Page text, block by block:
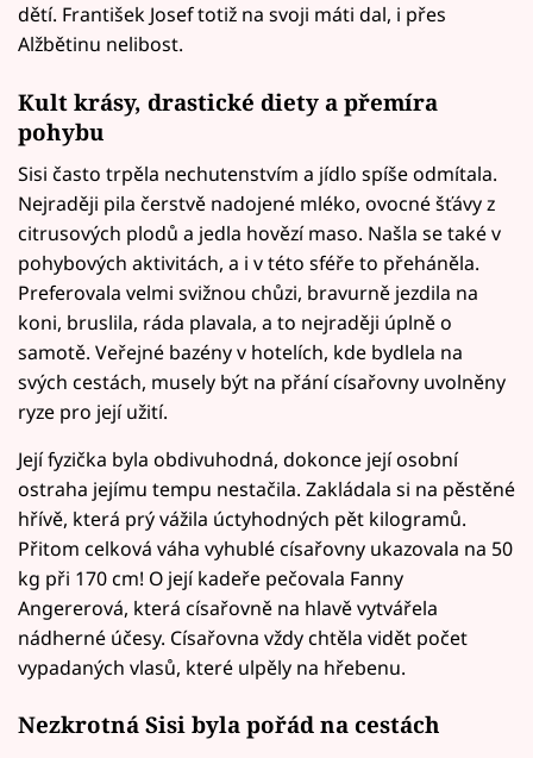
dětí. František Josef totiž na svoji máti dal, i přes
Alžbětinu nelibost.
Kult krásy, drastické diety a přemíra
pohybu
Sisi často trpěla nechutenstvím a jídlo spíše odmítala.
Nejraději pila čerstvě nadojené mléko, ovocné šťávy z
citrusových plodů a jedla hovězí maso. Našla se také v
pohybových aktivitách, a i v této sféře to přeháněla.
Preferovala velmi svižnou chůzi, bravurně jezdila na
koni, bruslila, ráda plavala, a to nejraději úplně o
samotě. Veřejné bazény v hotelích, kde bydlela na
svých cestách, musely být na přání císařovny uvolněny
ryze pro její užití.
Její fyzička byla obdivuhodná, dokonce její osobní
ostraha jejímu tempu nestačila. Zakládala si na pěstěné
hřívě, která prý vážila úctyhodných pět kilogramů.
Přitom celková váha vyhublé císařovny ukazovala na 50
kg při 170 cm! O její kadeře pečovala Fanny
Angererová, která císařovně na hlavě vytvářela
nádherné účesy. Císařovna vždy chtěla vidět počet
vypadaných vlasů, které ulpěly na hřebenu.
Nezkrotná Sisi byla pořád na cestách